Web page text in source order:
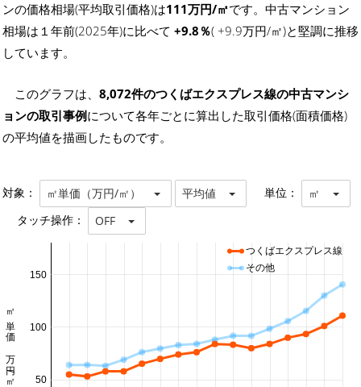
ンの価格相場(平均取引価格)は111万円/㎡です。中古マンション
相場は１年前(2025年)に比べて +9.8％( +9.9万円/㎡)と堅調に推移
しています。
このグラフは、 8,072件のつくばエクスプレス線の中古マンシ
ョンの取引事例について各年ごとに算出した取引価格(面積価格)
の平均値を描画したものです。
対象： ㎡単価（万円/㎡） 平均値 単位： ㎡
タッチ操作： OFF
50
100
150
㎡単価 万円/㎡
つくばエクスプレス線
その他